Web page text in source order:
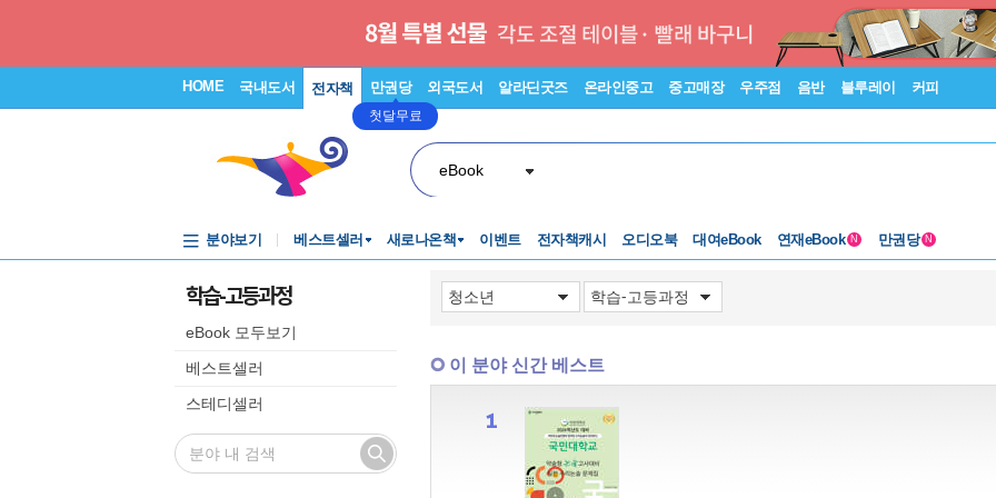
HOME 국내도서 전자책 만권당
첫달무료
외국도서 알라딘굿즈 온라인중고 중고매장 우주점 음반 블루레이 커피
eBook
분야보기 베스트셀러 새로나온책 이벤트 전자책캐시 오디오북 대여eBook 연재eBook N 만권당 N
학습-고등과정
eBook 모두보기
베스트셀러
스테디셀러
이 분야 신간 베스트